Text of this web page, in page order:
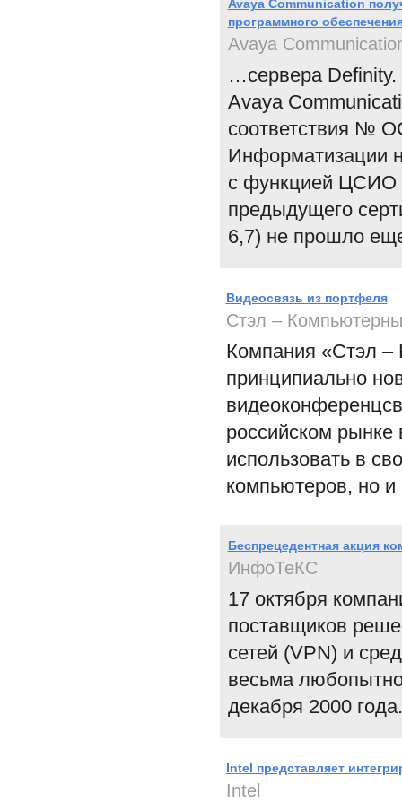
Avaya Communication
программного
Avaya
…сервера
Avaya
соответствия №
Информатизации
с функцией ЦСИО
предыдущего
6,7) не прошло
Видеосвязь из портфеля
Стэл –
Компания «Стэл –
принципиально
российском рынке
использовать в
компьютеров, но
Беспрецедентная акция
ИнфоТеКС
17 октября
поставщиков
сетей (VPN) и
весьма
декабря 2000 года.
Intel представляет
Intel